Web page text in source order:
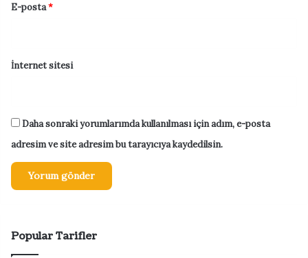
E-posta*
İnternet sitesi
Daha sonraki yorumlarımda kullanılması için adım, e-posta
adresim ve site adresim bu tarayıcıya kaydedilsin.
Popular Tarifler